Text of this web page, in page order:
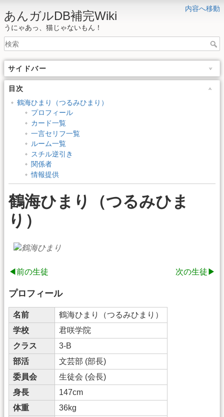
内容へ移動
あんガルDB補完Wiki
うにゃあっ、猫じゃないもん！
サイドバー
目次
鶴海ひまり（つるみひまり）
プロフィール
カード一覧
一言セリフ一覧
ルーム一覧
スチル逆引き
関係者
情報提供
鶴海ひまり（つるみひま
り）
◀前の生徒 次の生徒▶
プロフィール
名前
鶴海ひまり（つるみひまり）
学校
君咲学院
クラス
3-B
部活
文芸部 (部長)
委員会
生徒会 (会長)
身長
147cm
体重
36kg